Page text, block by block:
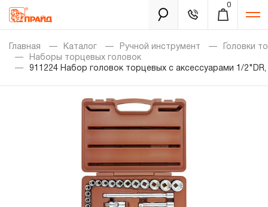
0
Каталог
Золотая лихорадка
Распродажа
Уцененный товар
Забыли пароль?
Главная Каталог Ручной инструмент
Головки
Наборы торцевых головок
911224 Набор головок торцевых с аксессуарами 1/